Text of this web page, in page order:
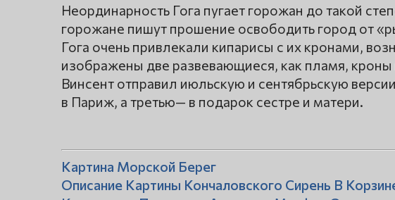
Неординарность Гога пугает горожан до такой
горожане пишут прошение освободить город от
Гога очень привлекали кипарисы с их кронами,
изображены две развевающиеся, как пламя, кроны
Винсент отправил июльскую и сентябрьскую
в Париж, а третью— в подарок сестре и матери.
Картина Морской Берег
Описание Картины Кончаловского Сирень В